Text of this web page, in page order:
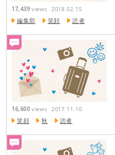
17,439 views 2018.02.15
編集部 笑顔 読者
16,600 views 2017.11.10
笑顔 秋 読者